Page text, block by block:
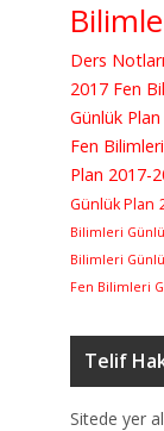
Ders Notları
2017 Fen
Günlük Plan
Fen
Plan 2017-
Günlük Plan
Bilimleri
Bilimleri
Fen Bilimleri
Telif
Sitede yer